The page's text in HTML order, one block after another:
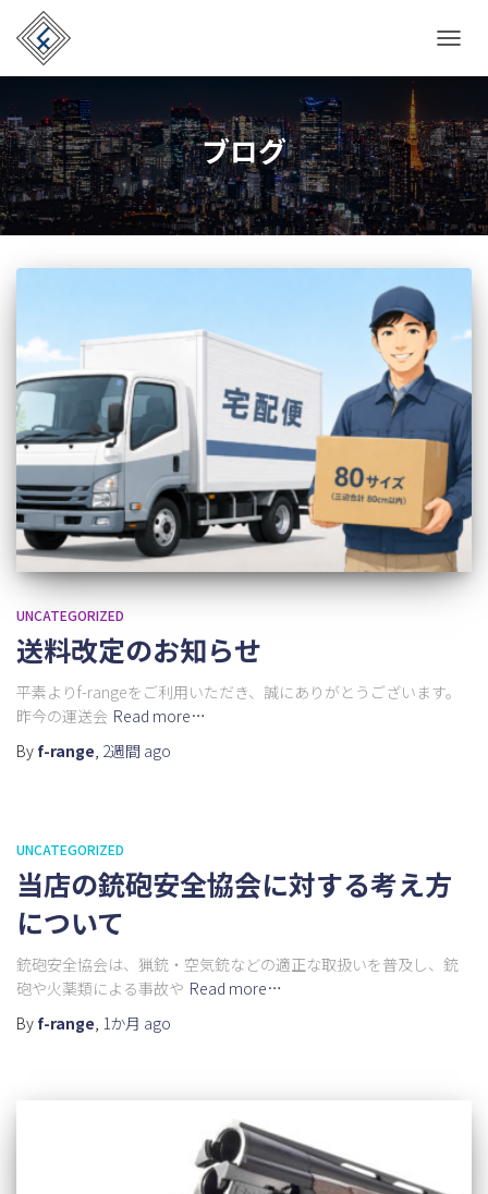
ブログ
UNCATEGORIZED
送料改定のお知らせ
平素よりf-rangeをご利用いただき、誠にありがとうございます。
昨今の運送会 Read more…
By f-range 2週間 ago
UNCATEGORIZED
当店の銃砲安全協会に対する考え方
について
銃砲安全協会は、猟銃・空気銃などの適正な取扱いを普及し、銃
砲や火薬類による事故や Read more…
By f-range 1か月 ago